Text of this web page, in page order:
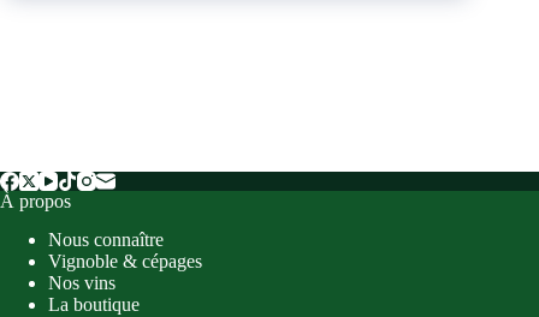
À propos
Nous connaître
Vignoble & cépages
Nos vins
La boutique